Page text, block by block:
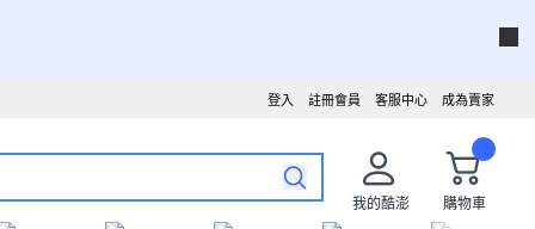
成為賣家
客服中心
註冊會員
登入
我的酷澎
購物車